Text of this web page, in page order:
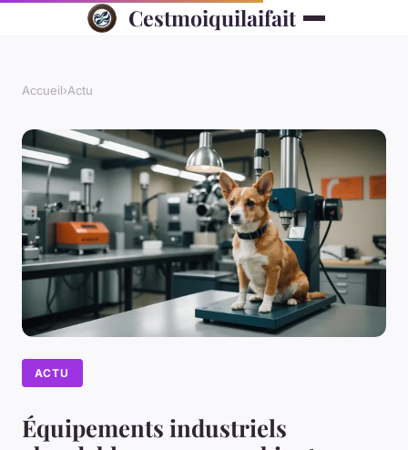
Cestmoiquilaifait
Accueil›Actu
ACTU
Équipements industriels